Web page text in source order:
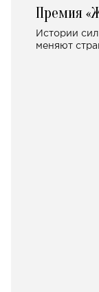
Премия
Истории
меняют